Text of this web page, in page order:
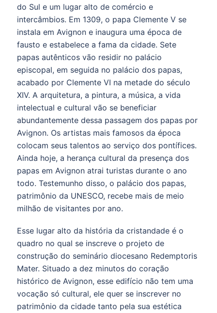
do Sul e um lugar alto de comércio e
intercâmbios. Em 1309, o papa Clemente V se
instala em Avignon e inaugura uma época de
fausto e estabelece a fama da cidade. Sete
papas autênticos vão residir no palácio
episcopal, em seguida no palácio dos papas,
acabado por Clemente VI na metade do século
XIV. A arquitetura, a pintura, a música, a vida
intelectual e cultural vão se beneficiar
abundantemente dessa passagem dos papas por
Avignon. Os artistas mais famosos da época
colocam seus talentos ao serviço dos pontífices.
Ainda hoje, a herança cultural da presença dos
papas em Avignon atrai turistas durante o ano
todo. Testemunho disso, o palácio dos papas,
patrimônio da UNESCO, recebe mais de meio
milhão de visitantes por ano.
Esse lugar alto da história da cristandade é o
quadro no qual se inscreve o projeto de
construção do seminário diocesano Redemptoris
Mater. Situado a dez minutos do coração
histórico de Avignon, esse edifício não tem uma
vocação só cultural, ele quer se inscrever no
patrimônio da cidade tanto pela sua estética